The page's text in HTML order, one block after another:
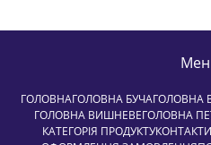
ГОЛОВНАГОЛОВНА БУЧАГОЛОВНА
ГОЛОВНА ВИШНЕВЕГОЛОВНА
КАТЕГОРІЯ ПРОДУКТУКОНТАКТИ